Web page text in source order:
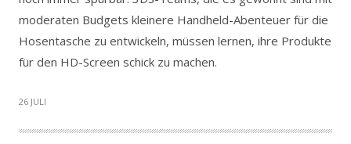
moderaten Budgets kleinere Handheld-Abenteuer für die
Hosentasche zu entwickeln, müssen lernen, ihre Produkte
für den HD-Screen schick zu machen.
26 JULI